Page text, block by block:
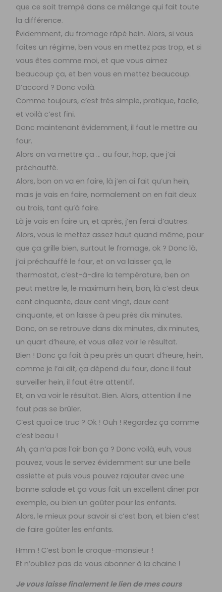
que ce soit trempé dans ce mélange qui fait toute
la différence.
Évidemment, du fromage râpé hein. Alors, si vous
faites un régime, ben vous en mettez pas trop, et si
vous êtes comme moi, et que vous aimez
beaucoup ça, et ben vous en mettez beaucoup.
D’accord ? Donc voilà.
Comme toujours, c’est très simple, pratique, facile,
et voilà c’est fini.
Donc maintenant évidemment, il faut le mettre au
four.
Alors on va mettre ça … au four, hop, que j’ai
préchauffé.
Alors, bon on va en faire, là j’en ai fait qu’un hein,
mais je vais en faire, normalement on en fait deux
ou trois, tant qu’à faire.
Là je vais en faire un, et après, j’en ferai d’autres.
Alors, vous le mettez assez haut quand même, pour
que ça grille bien, surtout le fromage, ok ? Donc là,
j’ai préchauffé le four, et on va laisser ça, le
thermostat, c’est-à-dire la température, ben on
peut mettre le, le maximum hein, bon, là c’est deux
cent cinquante, deux cent vingt, deux cent
cinquante, et on laisse à peu près dix minutes.
Donc, on se retrouve dans dix minutes, dix minutes,
un quart d’heure, et vous allez voir le résultat.
Bien ! Donc ça fait à peu près un quart d’heure, hein,
comme je l’ai dit, ça dépend du four, donc il faut
surveiller hein, il faut être attentif.
Et, on va voir le résultat. Bien. Alors, attention il ne
faut pas se brûler.
C’est quoi ce truc ? Ok ! Ouh ! Regardez ça comme
c’est beau !
Ah, ça n’a pas l’air bon ça ? Donc voilà, euh, vous
pouvez, vous le servez évidemment sur une belle
assiette et puis vous pouvez rajouter avec une
bonne salade et ça vous fait un excellent diner par
exemple, ou bien un goûter pour les enfants.
Alors, le mieux pour savoir si c’est bon, et bien c’est
de faire goûter les enfants.
Hmm ! C’est bon le croque-monsieur !
Et n’oubliez pas de vous abonner à la chaine !
Je vous laisse finalement le lien de mes cours